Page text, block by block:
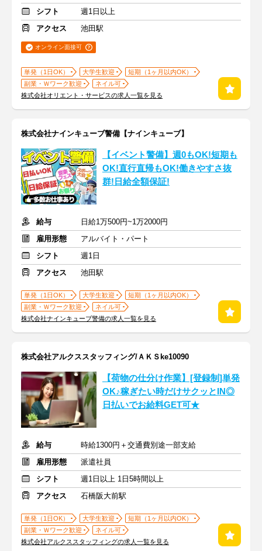
シフト
週1日以上
アクセス
池田駅
オンライン面接可
単発（1日OK） 大学生歓迎
短期（1ヶ月以内OK）
副業・Ｗワーク歓迎
ネイル可
株式会社オリエント・サービスの求人一覧を見る
株式会社ナインキューブ警備【ナインキューブ】
【イベント警備】週0もOK!短期も
OK!直行直帰もOK!働きやすさ抜
群!日給全額保証!
給与
日給1万500円~1万2000円
雇用形態
アルバイト・パート
シフト
週1日
アクセス
池田駅
単発（1日OK） 大学生歓迎
短期（1ヶ月以内OK）
副業・Ｗワーク歓迎
ネイル可
株式会社ナインキューブ警備の求人一覧を見る
株式会社アルクススタッフィング/ＡＫＳke10090
【荷物の仕分け作業】[登録制]単発
OK♪稼ぎたい時だけサクッとIN◎
日払いでお給料GET可★
給与
時給1300円＋交通費別途一部支給
雇用形態
派遣社員
シフト
週1日以上 1日5時間以上
アクセス
石橋阪大前駅
単発（1日OK） 大学生歓迎
短期（1ヶ月以内OK）
副業・Ｗワーク歓迎
ネイル可
株式会社アルクススタッフィングの求人一覧を見る